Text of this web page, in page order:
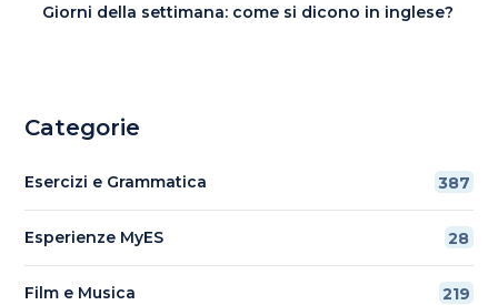
Giorni della settimana: come si dicono in inglese?
Categorie
Esercizi e Grammatica 387
Esperienze MyES 28
Film e Musica 219